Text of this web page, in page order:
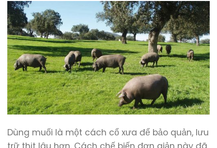
Dùng muối là một cách cổ xưa để bảo quản, lưu